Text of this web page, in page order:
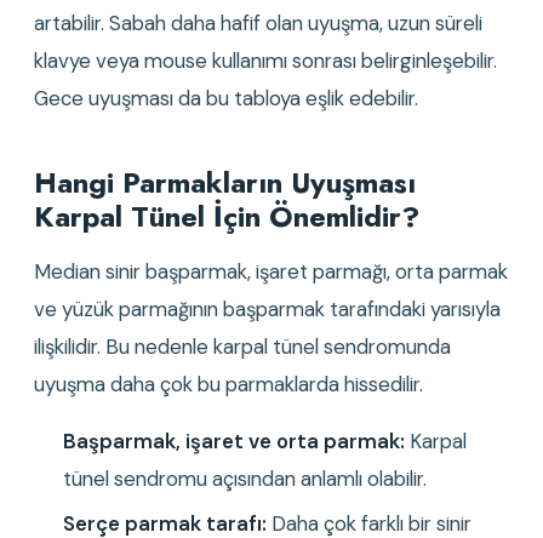
artabilir. Sabah daha hafif olan uyuşma, uzun süreli
klavye veya mouse kullanımı sonrası belirginleşebilir.
Gece uyuşması da bu tabloya eşlik edebilir.
Hangi Parmakların Uyuşması
Karpal Tünel İçin Önemlidir?
Median sinir başparmak, işaret parmağı, orta parmak
ve yüzük parmağının başparmak tarafındaki yarısıyla
ilişkilidir. Bu nedenle karpal tünel sendromunda
uyuşma daha çok bu parmaklarda hissedilir.
Başparmak, işaret ve orta parmak: Karpal
tünel sendromu açısından anlamlı olabilir.
Serçe parmak tarafı: Daha çok farklı bir sinir